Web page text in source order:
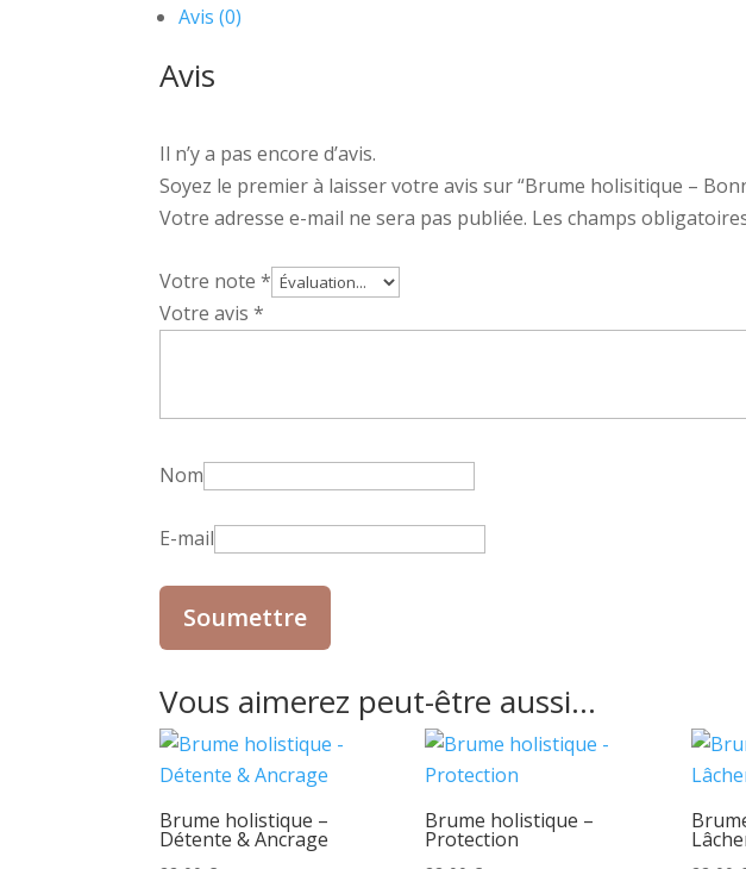
Avis (0)
Avis
Il n’y a pas encore d’avis.
Soyez le premier à laisser votre avis sur “Brume holisitique –
Votre adresse e-mail ne sera pas publiée. Les champs
Votre note*
Votre avis*
Nom
E-mail
Vous aimerez peut-être aussi…
Brume holistique –
Détente & Ancrage
Brume holistique –
Protection